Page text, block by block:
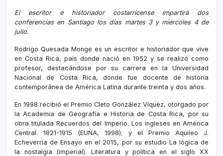
El escritor e historiador costarricense impartirá dos
conferencias en Santiago los días martes 3 y miércoles 4 de
julio.
Rodrigo Quesada Monge es un escritor e historiador que vive
en Costa Rica, país donde nació en 1952 y se realizó como
profesor, destacándose por su carrera en la Universidad
Nacional de Costa Rica, donde fue docente de historia
contemporánea de América Latina durante treinta y dos años.
En 1998 recibió el Premio Cleto González Víquez, otorgado por
la Academia de Geografía e Historia de Costa Rica, por su
obra titulada Recuerdos del Imperio. Los ingleses en América
Central. 1821-1915 (EUNA, 1998); y el Premio Aquileo J.
Echeverría de Ensayo en el 2015, por su estudio La lógica de
la nostalgia (imperial). Literatura y política en el siglo XX